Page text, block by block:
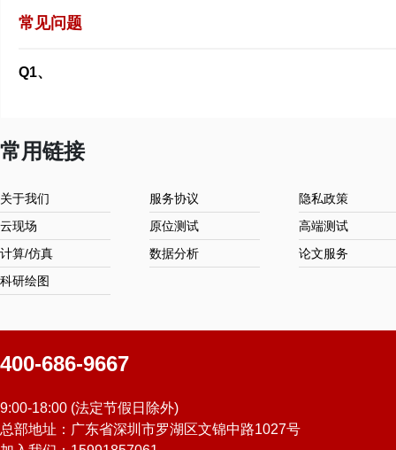
常见问题
Q1、
常用链接
关于我们 服务协议
隐私政策
云现场
原位测试
高端测试
计算/仿真
数据分析
论文服务
科研绘图
400-686-9667
9:00-18:00 (法定节假日除外)
总部地址：广东省深圳市罗湖区文锦中路1027号